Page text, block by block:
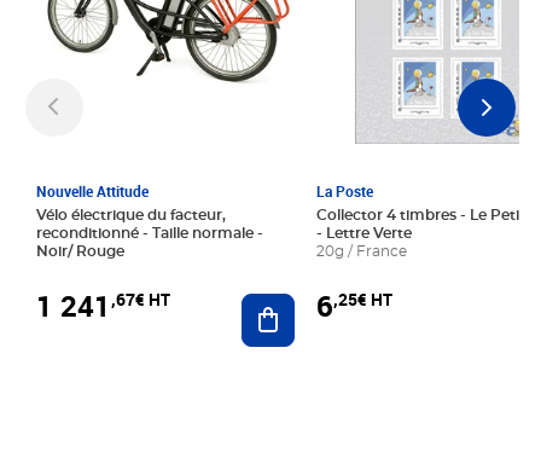
Nouvelle Attitude
Vélo électrique du facteur,
reconditionné - Taille normale -
Noir/ Rouge
1 241 ,67€ HT Ajouter au panier
La Poste
Collector 4 timbres - Le Petit
- Lettre Verte
20g / France
6,25€ HT